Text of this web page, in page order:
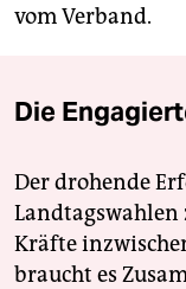
vom Verband.
Die
Der drohende
Landtagswahlen
Kräfte
braucht es